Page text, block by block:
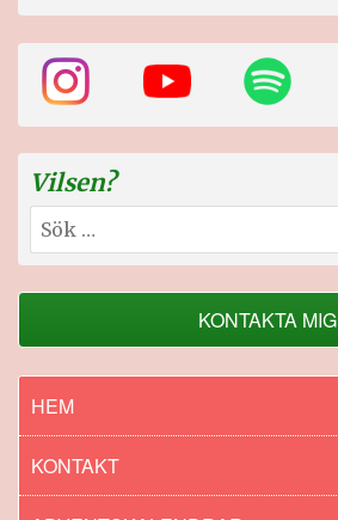
Vilsen?
Sök
efter:
KONTAKTA MIG
HEM
KONTAKT